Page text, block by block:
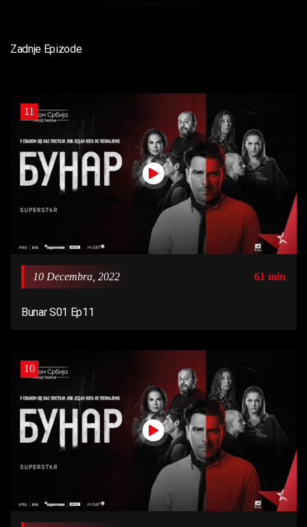
Zadnje Epizode
11
10 Decembra, 2022 61 min
Bunar S01 Ep11
10